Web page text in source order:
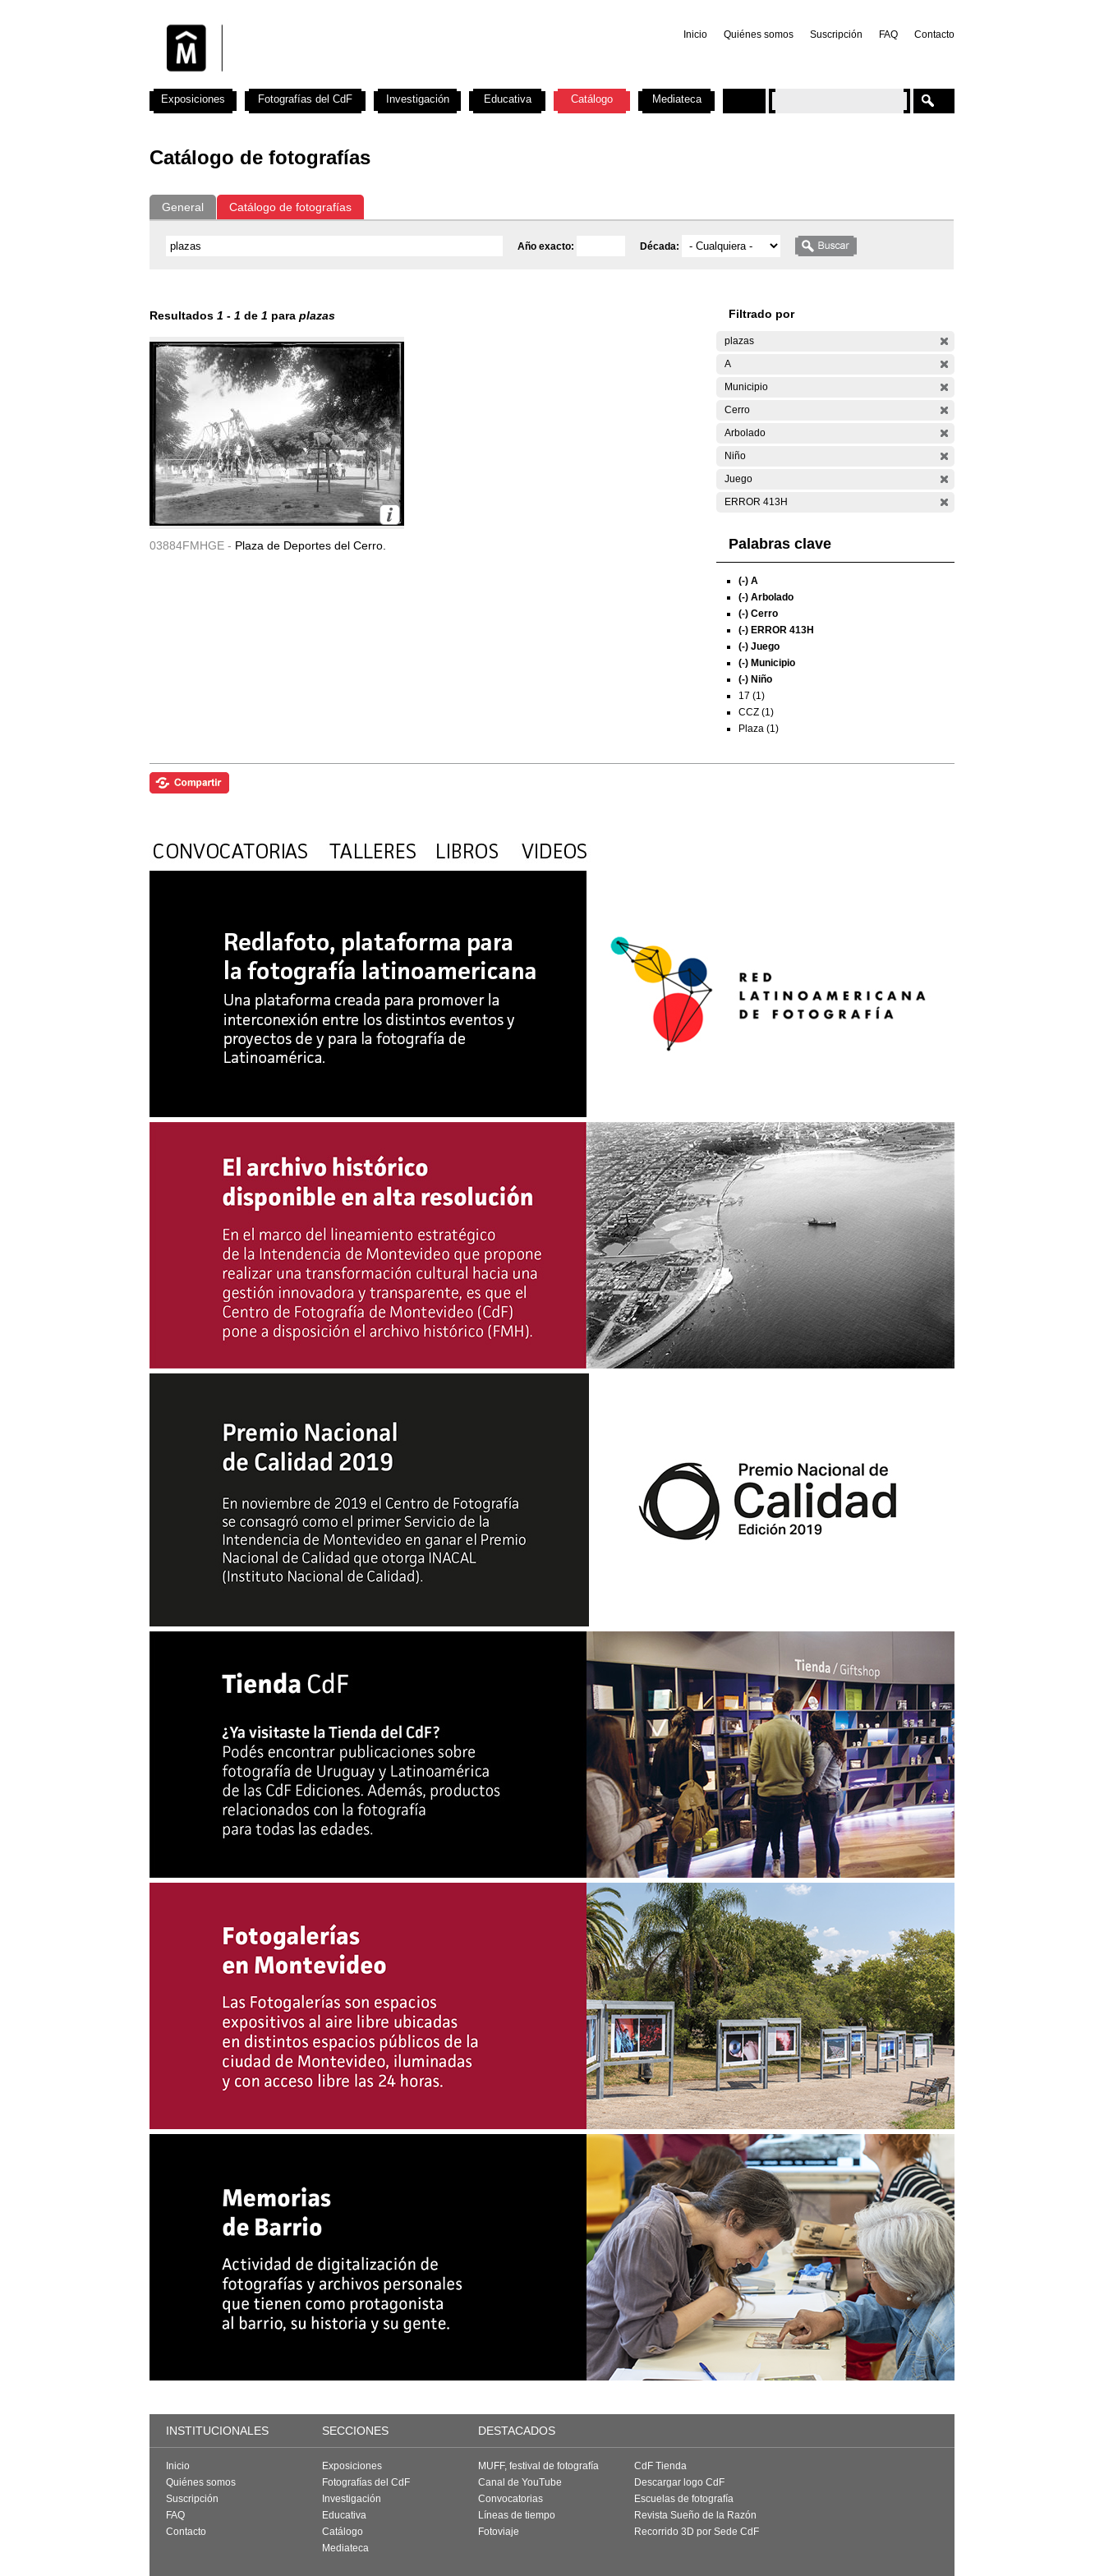
Inicio Quiénes somos Suscripción FAQ Contacto
Catálogo de fotografías
General Catálogo de fotografías
Año exacto: Década:
Resultados 1 - 1 de 1 para plazas
03884FMHGE - Plaza de Deportes del Cerro.
Filtrado por
plazas
A
Municipio
Cerro
Arbolado
Niño
Juego
ERROR 413H
Palabras clave
(-) A
(-) Arbolado
(-) Cerro
(-) ERROR 413H
(-) Juego
(-) Municipio
(-) Niño
17 (1)
CCZ (1)
Plaza (1)
Exposiciones Fotografías del CdF Investigación Educativa Catálogo Mediateca
INSTITUCIONALES SECCIONES DESTACADOS
Inicio
Quiénes somos
Suscripción
FAQ
Contacto
Exposiciones
Fotografías del CdF
Investigación
Educativa
Catálogo
Mediateca
MUFF, festival de fotografía
Canal de YouTube
Convocatorias
Líneas de tiempo
Fotoviaje
CdF Tienda
Descargar logo CdF
Escuelas de fotografía
Revista Sueño de la Razón
Recorrido 3D por Sede CdF